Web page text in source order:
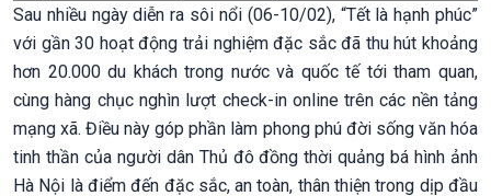
Sau nhiều ngày diễn ra sôi nổi (06-10/02), “Tết là hạnh phúc”
với gần 30 hoạt động trải nghiệm đặc sắc đã thu hút khoảng
hơn 20.000 du khách trong nước và quốc tế tới tham quan,
cùng hàng chục nghìn lượt check-in online trên các nền tảng
mạng xã. Điều này góp phần làm phong phú đời sống văn hóa
tinh thần của người dân Thủ đô đồng thời quảng bá hình ảnh
Hà Nội là điểm đến đặc sắc, an toàn, thân thiện trong dịp đầu